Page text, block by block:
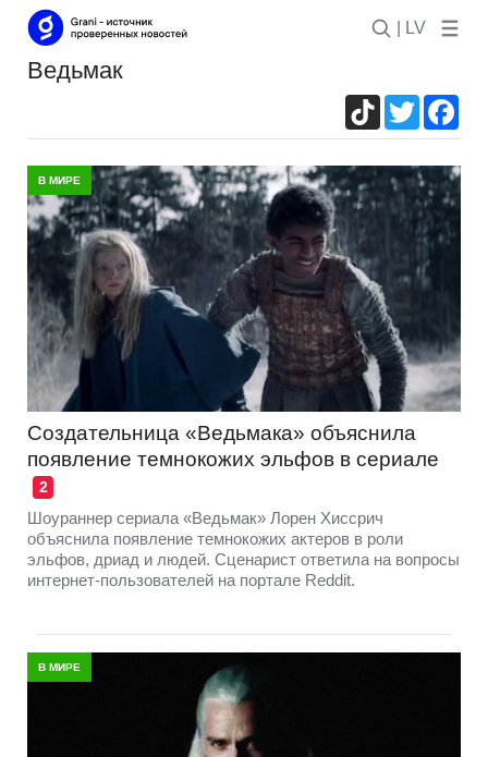
| LV
ведьмак
TikTokTwitter
В МИРЕ
Создательница «Ведьмака» объяснила
появление темнокожих эльфов в сериале
2
Шоураннер сериала «Ведьмак» Лорен Хиссрич
объяснила появление темнокожих актеров в роли
эльфов, дриад и людей. Сценарист ответила на вопросы
интернет-пользователей на портале Reddit.
В МИРЕ